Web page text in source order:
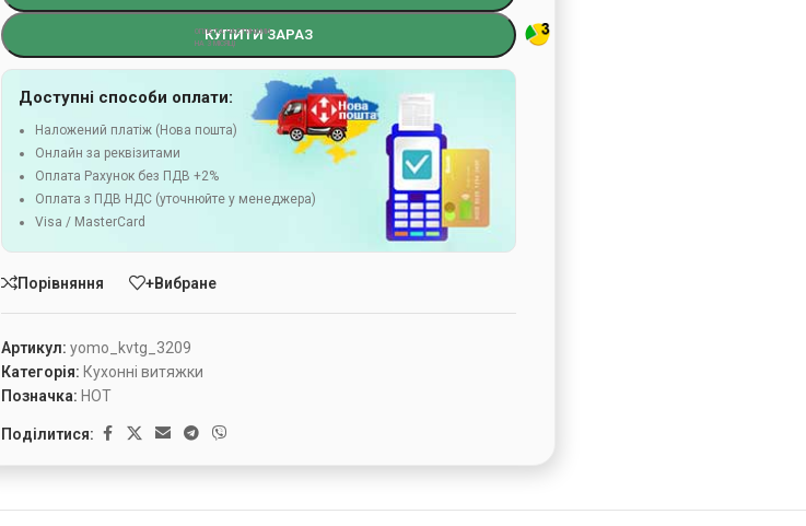
КУПИТИ ЗАРАЗ
Доступні способи оплати:
Наложений платіж (Нова пошта)
Онлайн за реквізитами
Оплата Рахунок без ПДВ +2%
Оплата з ПДВ НДС (уточнюйте у менеджера)
Visa / MasterCard
Порівняння +Вибране
Артикул:yomo_kvtg_3209
Категорія: Кухонні витяжки
Позначка: HOT
Поділитися: